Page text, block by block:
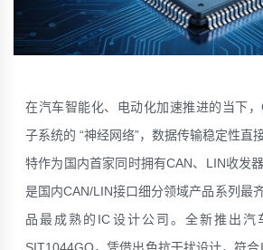
在汽车智能化、电动化加速推进的当下
子系统的 “神经网络”，数据传输稳定性直
特作为国内首家同时拥有CAN、LIN收发
是国内CAN/LIN接口细分领域产品系列最
品最成熟的IC设计公司。全新推出汽